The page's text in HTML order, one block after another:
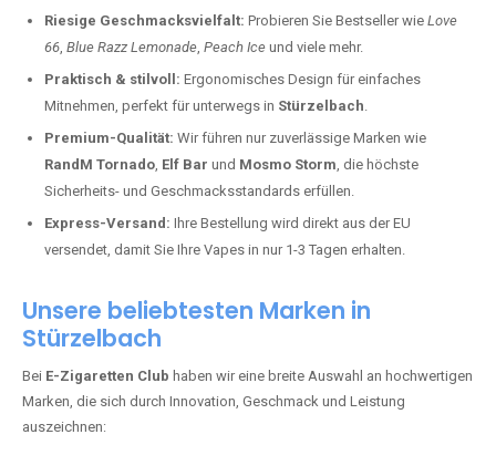
Riesige Geschmacksvielfalt: Probieren Sie Bestseller wie Love
66, Blue Razz Lemonade, Peach Ice und viele mehr.
Praktisch & stilvoll: Ergonomisches Design für einfaches
Mitnehmen, perfekt für unterwegs in Stürzelbach.
Premium-Qualität: Wir führen nur zuverlässige Marken wie
RandM Tornado, Elf Bar und Mosmo Storm, die höchste
Sicherheits- und Geschmacksstandards erfüllen.
Express-Versand: Ihre Bestellung wird direkt aus der EU
versendet, damit Sie Ihre Vapes in nur 1-3 Tagen erhalten.
Unsere beliebtesten Marken in
Stürzelbach
Bei E-Zigaretten Club haben wir eine breite Auswahl an hochwertigen
Marken, die sich durch Innovation, Geschmack und Leistung
auszeichnen: